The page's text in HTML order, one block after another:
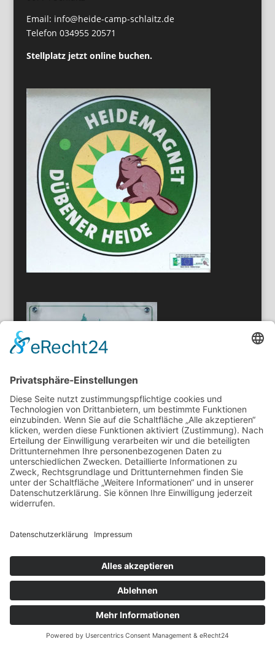
Email: info@heide-camp-schlaitz.de
Telefon 034955 20571
Stellplatz jetzt online buchen.
Impressum
Datenschutz
Buchungsbedingungen
Sitemap
Zahlungsarten
EN
© Heide-Camp Schlaitz ≡Webdesign & SEO
schneider.media